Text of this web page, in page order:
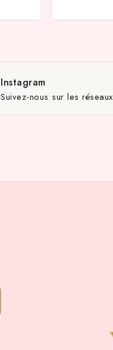
Instagram
Suivez-nous sur les réseaux